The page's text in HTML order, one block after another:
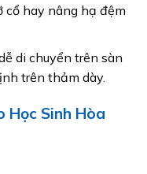
hay nâng hạ đệm
di chuyển trên sàn
trên thảm dày.
Học Sinh Hòa